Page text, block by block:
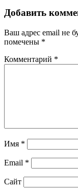
Добавить
Ваш адрес email не
помечены *
Комментарий *
Имя *
Email *
Сайт